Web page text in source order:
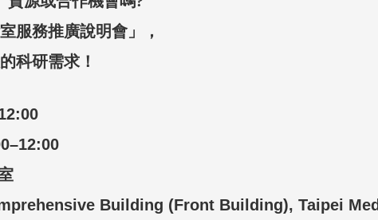
服務推廣說明會」，
科研需求！
Building (Front Building), Taipei